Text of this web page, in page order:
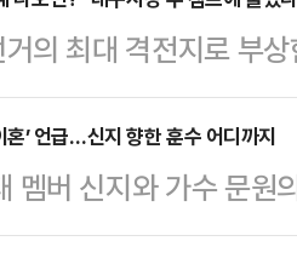
들이 선대가 단 한번도
내 눈에 흙이 들어가도
관 여론조사공정㈜이
방식으로 실시한 여론
를 얻었다.두 후보 간
혁신당 김정철 후보
의 최대 격전지로 부
진표를 확정한 더불어
오차범위 내로 좁혀지
거운동 개막을 일주
승부수를 던진 두 후보
혼’ 언급…신지 향한 훈수 어디까지
멤버 신지와 가수 문원
을 빚고 있다.논란의 당